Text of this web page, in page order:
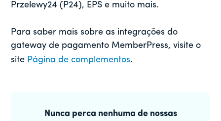
Przelewy24 (P24), EPS e muito mais.
Para saber mais sobre as integrações do
gateway de pagamento MemberPress, visite o
site Página de complementos.
lateralNunca perca nenhuma de nossas